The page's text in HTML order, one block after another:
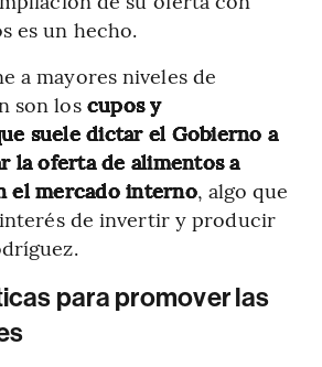
es un hecho.
a mayores niveles de
son los cupos y
suele dictar el Gobierno a
la oferta de alimentos a
el mercado interno, algo que
de invertir y producir
para promover las